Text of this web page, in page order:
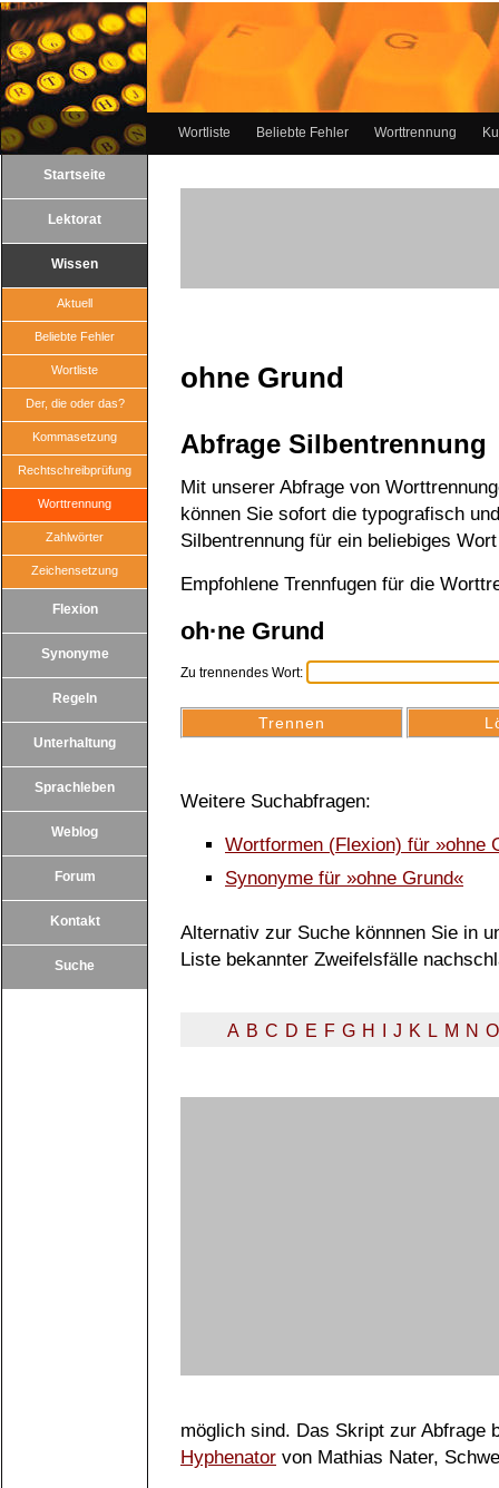
Wortliste Beliebte Fehler Worttrennung
Startseite
Lektorat
Wissen
Aktuell
Beliebte Fehler
Wortliste
Der, die oder das?
Kommasetzung
Rechtschreibprüfung
Worttrennung
Zahlwörter
Zeichensetzung
Flexion
Synonyme
Regeln
Unterhaltung
Sprachleben
Weblog
Forum
Kontakt
Suche
ohne Grund
Abfrage Silbentrennung
Mit unserer Abfrage von
können Sie sofort die typografisch
Silbentrennung für ein beliebiges
Empfohlene Trennfugen für die
oh·ne Grund
Zu trennendes Wort:
Weitere Suchabfragen:
Wortformen (Flexion) für »ohne
Synonyme für »ohne Grund«
Alternativ zur Suche könnnen Sie in
Liste bekannter Zweifelsfälle
A B C D E F G H J K L M N O
möglich sind. Das Skript zur Abfrage
Hyphenator von Mathias Nater,